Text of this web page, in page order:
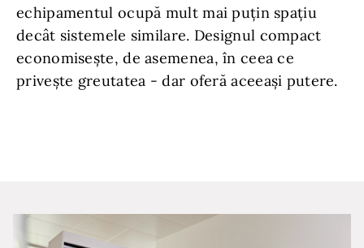
echipamentul ocupă mult mai puțin spațiu
decât sistemele similare. Designul compact
economisește, de asemenea, în ceea ce
privește greutatea - dar oferă aceeași putere.